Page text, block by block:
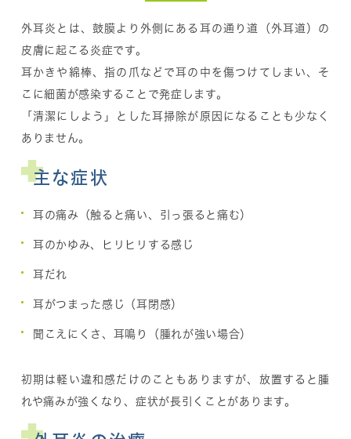
外耳炎とは、鼓膜より外側にある耳の通り道（外耳道）の
皮膚に起こる炎症です。
耳かきや綿棒、指の爪などで耳の中を傷つけてしまい、そ
こに細菌が感染することで発症します。
「清潔にしよう」とした耳掃除が原因になることも少なく
ありません。
主な症状
耳の痛み（触ると痛い、引っ張ると痛む）
耳のかゆみ、ヒリヒリする感じ
耳だれ
耳がつまった感じ（耳閉感）
聞こえにくさ、耳鳴り（腫れが強い場合）
初期は軽い違和感だけのこともありますが、放置すると腫
れや痛みが強くなり、症状が長引くことがあります。